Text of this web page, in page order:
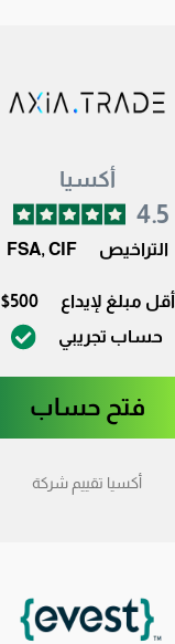
أكسيا
4.5
التراخيص FSA, CIF
أقل مبلغ لإيداع
$500
حساب تجريبي
فتح حساب
أكسيا تقييم شركة